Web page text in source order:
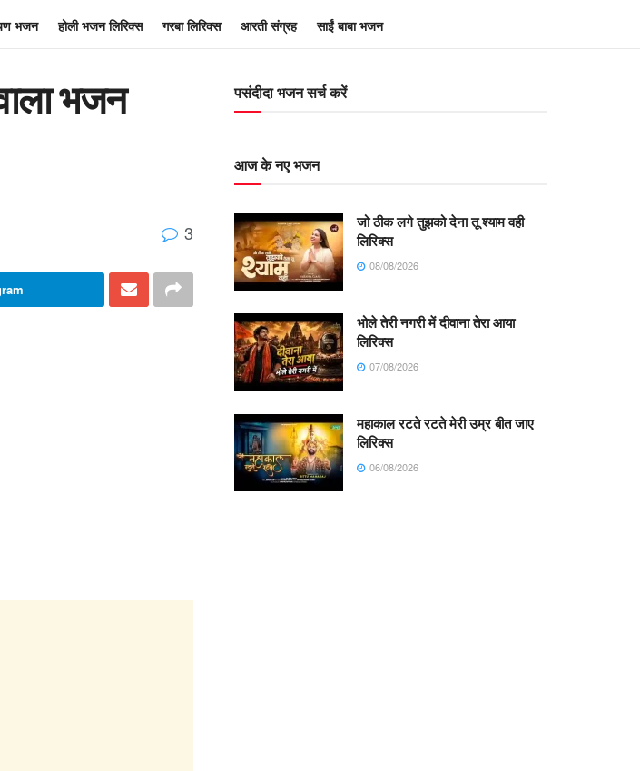
भजन होली भजन लिरिक्स गरबा लिरिक्स आरती संग्रह साईं बाबा भजन
भजन
3
पसंदीदा भजन सर्च करें
आज के नए भजन
जो ठीक लगे तुझको देना तू श्याम वही
लिरिक्स
08/08/2026
भोले तेरी नगरी में दीवाना तेरा आया
लिरिक्स
07/08/2026
महाकाल रटते रटते मेरी उम्र बीत जाए
लिरिक्स
06/08/2026